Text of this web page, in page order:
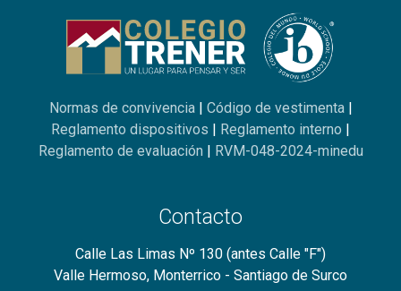
Normas de convivencia | Código de vestimenta |
Reglamento dispositivos | Reglamento interno |
Reglamento de evaluación | RVM-048-2024-minedu
Contacto
Calle Las Limas Nº 130 (antes Calle "F")
Valle Hermoso, Monterrico - Santiago de Surco